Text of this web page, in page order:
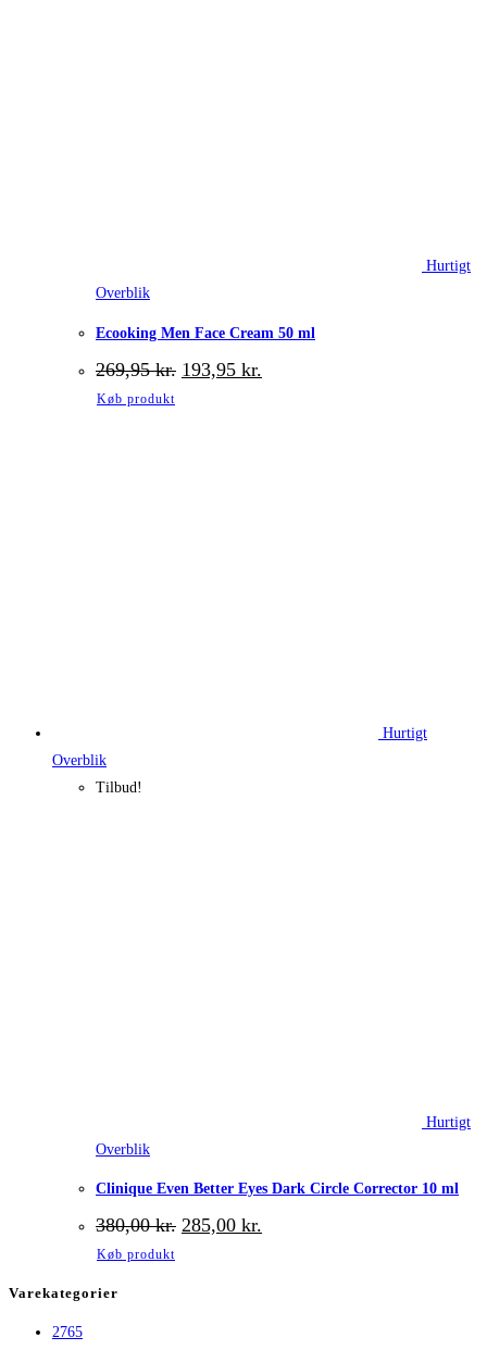
Hurtigt
Overblik
Ecooking Men Face Cream 50 ml
269,95kr. Den
oprindelige
193,95 kr.
aktuelle
Køb produkt
Hurtigt
Overblik
Tilbud!
Hurtigt
Overblik
Clinique Even Better Eyes Dark Circle Corrector 10 ml
380,00kr. Den
oprindelige
285,00 kr.
aktuelle
Køb produkt
Varekategorier
2765